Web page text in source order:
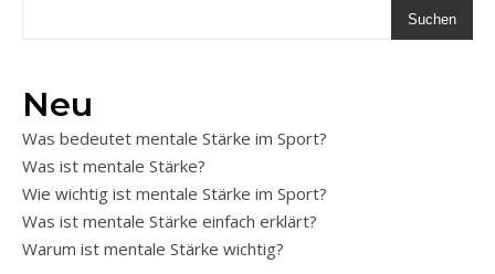
Suchen
Neu
Was bedeutet mentale Stärke im Sport?
Was ist mentale Stärke?
Wie wichtig ist mentale Stärke im Sport?
Was ist mentale Stärke einfach erklärt?
Warum ist mentale Stärke wichtig?